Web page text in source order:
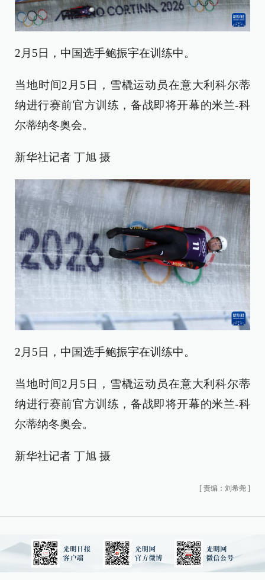
2月5日，中国选手鲍振宇在训练中。
当地时间2月5日，雪橇运动员在意大利科尔蒂
纳进行赛前官方训练，备战即将开幕的米兰-科
尔蒂纳冬奥会。
新华社记者 丁旭 摄
2月5日，中国选手鲍振宇在训练中。
当地时间2月5日，雪橇运动员在意大利科尔蒂
纳进行赛前官方训练，备战即将开幕的米兰-科
尔蒂纳冬奥会。
新华社记者 丁旭 摄
[ 责编：刘希尧 ]